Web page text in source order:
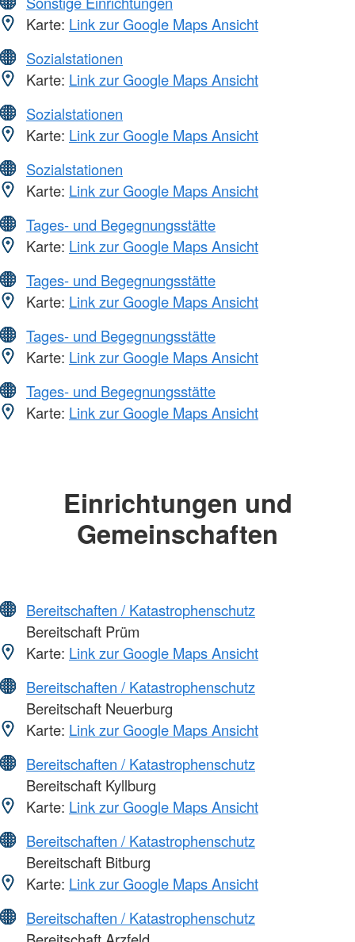
Karte: Link zur Google Maps Ansicht
Sozialstationen
Karte: Link zur Google Maps Ansicht
Sozialstationen
Karte: Link zur Google Maps Ansicht
Sozialstationen
Karte: Link zur Google Maps Ansicht
Tages- und Begegnungsstätte
Karte: Link zur Google Maps Ansicht
Tages- und Begegnungsstätte
Karte: Link zur Google Maps Ansicht
Tages- und Begegnungsstätte
Karte: Link zur Google Maps Ansicht
Tages- und Begegnungsstätte
Karte: Link zur Google Maps Ansicht
Einrichtungen und
Gemeinschaften
Bereitschaften / Katastrophenschutz
Bereitschaft Prüm
Karte: Link zur Google Maps Ansicht
Bereitschaften / Katastrophenschutz
Bereitschaft Neuerburg
Karte: Link zur Google Maps Ansicht
Bereitschaften / Katastrophenschutz
Bereitschaft Kyllburg
Karte: Link zur Google Maps Ansicht
Bereitschaften / Katastrophenschutz
Bereitschaft Bitburg
Karte: Link zur Google Maps Ansicht
Bereitschaften / Katastrophenschutz